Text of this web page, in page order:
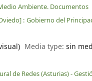
Ambiente. Documentos
: Gobierno del
Media type:sin
de Redes (Asturias) -